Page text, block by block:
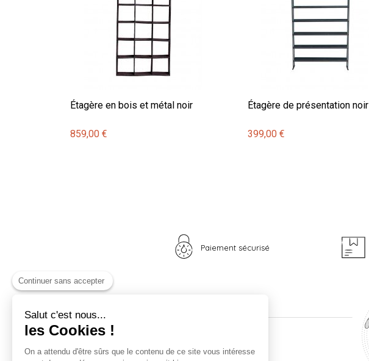
Étagère en bois et métal noir
859,00 €
Étagère de présentation noir
399,00 €
Paiement sécurisé
Nos univers Informations
Continuer sans accepter
Salut c'est nous...
les Cookies !
On a attendu d'être sûrs que le contenu de ce site vous intéresse